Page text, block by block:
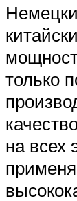
только
на всех